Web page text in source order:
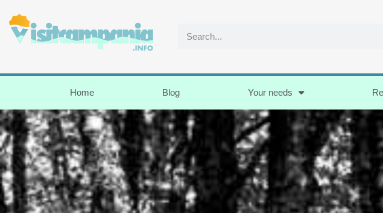
Home Blog Your needs